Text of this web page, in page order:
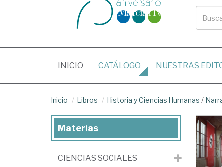
INICIO (CURRENT)
CATÁLOGO NUESTRAS
Inicio Libros Historia y Ciencias Humanas /
Materias
CIENCIAS SOCIALES